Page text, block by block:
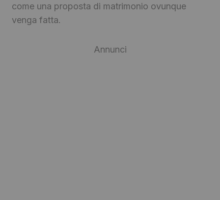
come una proposta di matrimonio ovunque
venga fatta.
Annunci